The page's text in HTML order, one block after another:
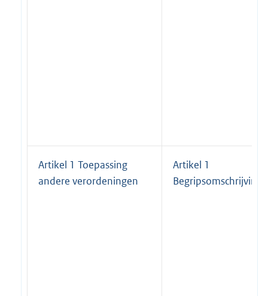
Artikel 1 Toepassing
andere verordeningen
Artikel 1